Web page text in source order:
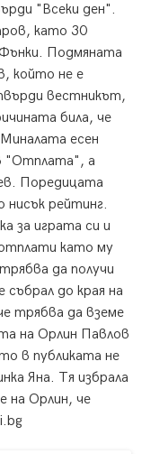
"Всеки ден".
като 30
Подмяната
който не е
вестникът,
била, че
есен
"Отплата", а
Поредицата
нисък рейтинг.
за играта си и
като му
да получи
до края на
трябва да вземе
на Орлин Павлов
в публиката не
Яна. Тя избрала
на Орлин, че